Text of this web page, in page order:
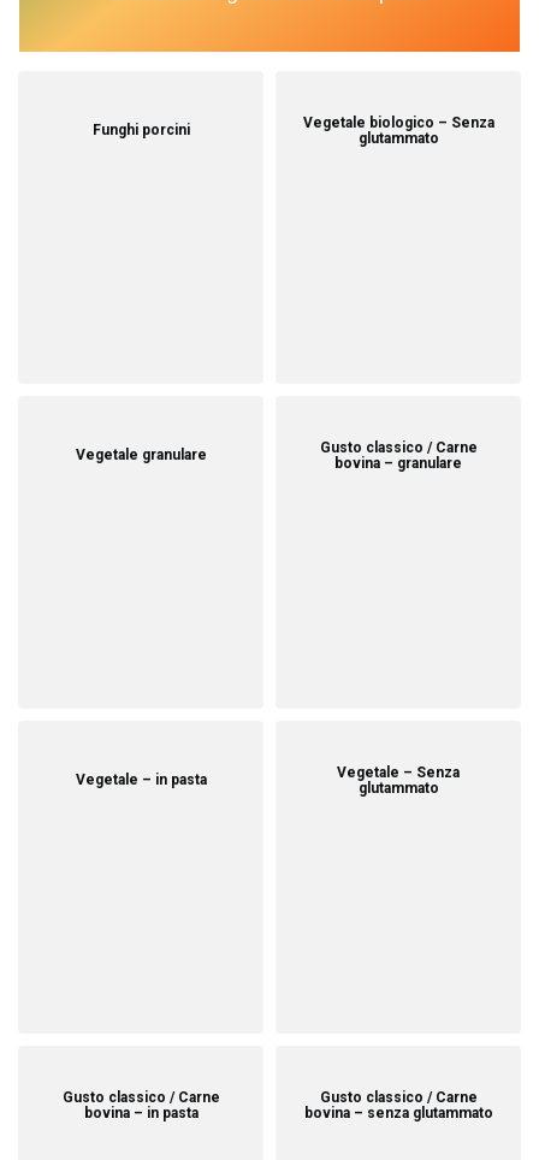
Funghi porcini
Vegetale biologico – Senza
glutammato
Vegetale granulare
Gusto classico / Carne
bovina – granulare
Vegetale – in pasta
Vegetale – Senza
glutammato
Gusto classico / Carne
bovina – in pasta
Gusto classico / Carne
bovina – senza glutammato